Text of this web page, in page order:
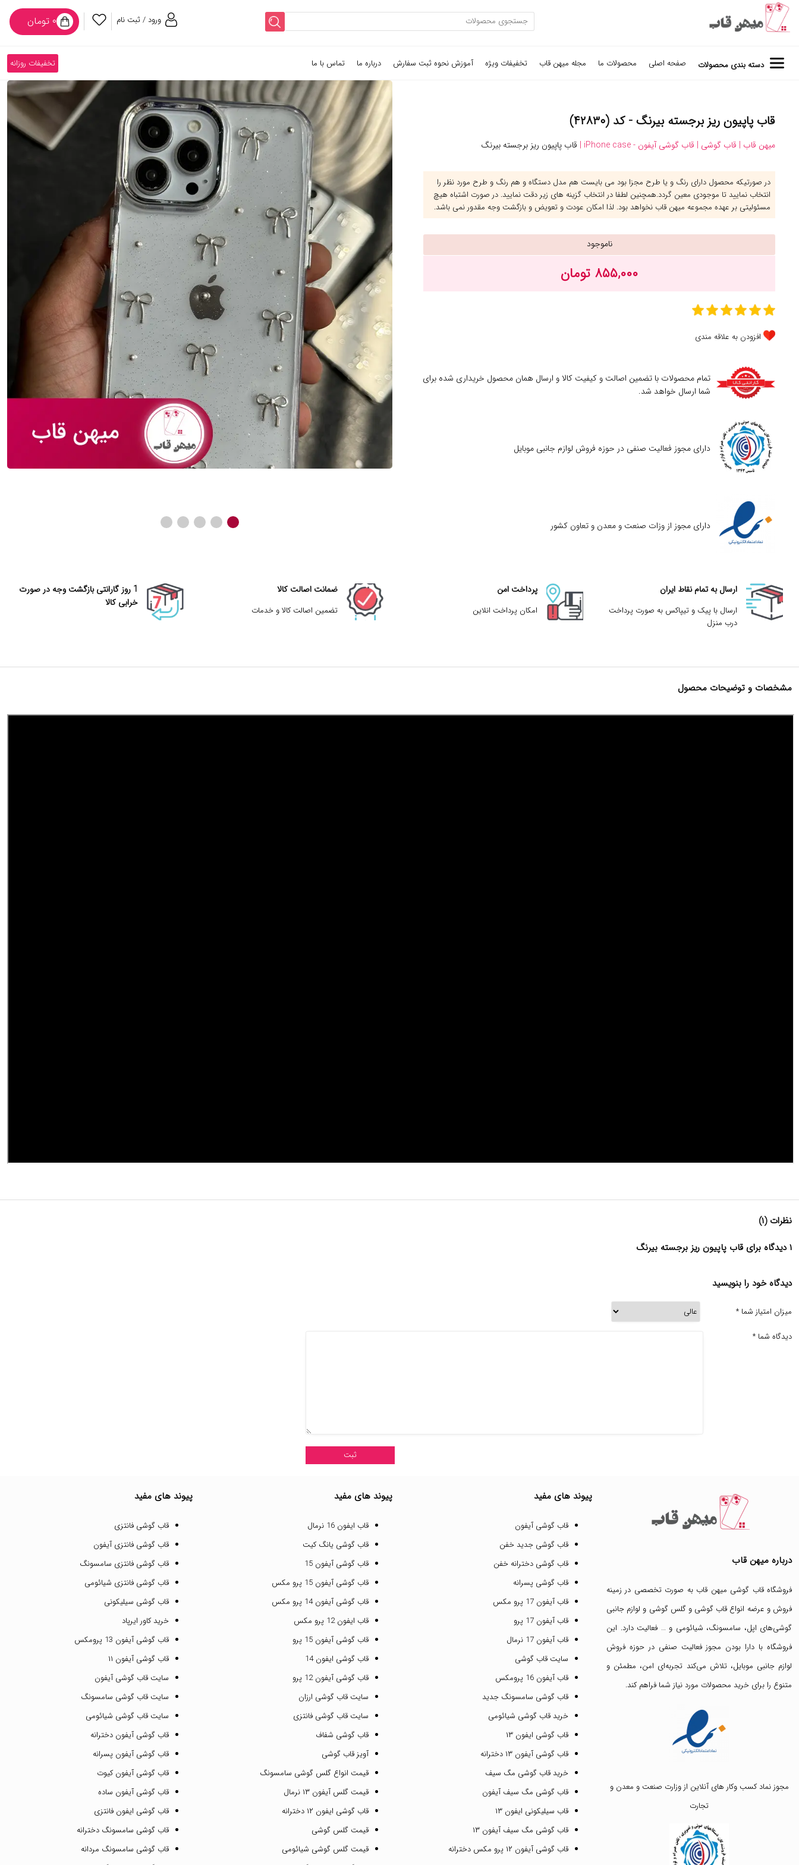
ورود / ثبت نام ۰ تومان
دسته بندی محصولات صفحه اصلی محصولات ما مجله میهن قاب تخفیفات ویژه آموزش نحوه ثبت سفارش درباره ما تماس با ما تخفیفات روزانه
قاب پاپیون ریز برجسته بیرنگ - کد (۴۲۸۳۰)
میهن قاب | قاب گوشی | قاب گوشی آیفون - iPhone case | قاب پاپیون ریز برجسته بیرنگ
در صورتیکه محصول دارای رنگ و یا طرح مجزا بود می بایست هم مدل دستگاه و هم رنگ و طرح مورد نظر را
انتخاب نمایید تا موجودی معین گردد.همچنین لطفا در انتخاب گزینه های زیر دقت نمایید. در صورت اشتباه هیچ
مسئولیتی بر عهده مجموعه میهن قاب نخواهد بود. لذا امکان عودت و تعویض و بازگشت وجه مقدور نمی باشد.
ناموجود
۸۵۵,۰۰۰ تومان
افزودن به علاقه مندی
تمام محصولات با تضمین اصالت و کیفیت کالا و ارسال همان محصول خریداری شده برای
شما ارسال خواهد شد.
دارای مجوز فعالیت صنفی در حوزه فروش لوازم جانبی موبایل
دارای مجوز از وزات صنعت و معدن و تعاون کشور
ارسال به تمام نقاط ایران
ارسال با پیک و تیپاکس به صورت پرداخت
درب منزل
پرداخت امن
امکان پرداخت انلاین
ضمانت اصالت کالا
تضمین اصالت کالا و خدمات
1 روز گارانتی بازگشت وجه در صورت
خرابی کالا
مشخصات و توضیحات محصول
نظرات (۱)
۱ دیدگاه برای قاب پاپیون ریز برجسته بیرنگ
دیدگاه خود را بنویسید
میزان امتیاز شما *
دیدگاه شما *
درباره میهن قاب
فروشگاه قاب گوشی میهن قاب به صورت تخصصی در زمینه
فروش و عرضه انواع قاب گوشی وگلس گوشی و لوازم جانبی
گوشی‌های اپل، سامسونگ، شیائومی و … فعالیت دارد. این
فروشگاه با دارا بودن مجوز فعالیت صنفی در حوزه فروش
لوازم جانبی موبایل، تلاش می‌کند تجربه‌ای امن، مطمئن و
متنوع را برای خرید محصولات مورد نیاز شما فراهم کند.
مجوز نماد کسب وکار های آنلاین از وزارت صنعت و معدن و
تجارت
پیوند های مفید
قاب گوشی آیفون
قاب گوشی جدید خفن
قاب گوشی دخترانه خفن
قاب گوشی پسرانه
قاب آیفون 17 پرو مکس
قاب آیفون 17 پرو
قاب آیفون 17 نرمال
سایت قاب گوشی
قاب آیفون 16 پرومکس
قاب گوشی سامسونگ جدید
خرید قاب گوشی شیائومی
قاب گوشی ایفون ۱۳
قاب گوشی آیفون ۱۳ دخترانه
خرید قاب گوشی مگ سیف
قاب گوشی مگ سیف آیفون
قاب سیلیکونی ایفون ۱۳
قاب گوشی مگ سیف آیفون ۱۳
قاب گوشی آیفون ۱۲ پرو مکس دخترانه
پیوند های مفید
قاب ایفون 16 نرمال
قاب گوشی یانگ کیت
قاب گوشی آیفون 15
قاب گوشی آیفون 15 پرو مکس
قاب گوشی آیفون 14 پرو مکس
قاب ایفون 12 پرو مکس
قاب گوشی آیفون 15 پرو
قاب گوشی ایفون 14
قاب گوشی آیفون 12 پرو
سایت قاب گوشی ارزان
سایت قاب گوشی فانتزی
قاب گوشی شفاف
آویز قاب گوشی
قیمت انواع گلس گوشی سامسونگ
قیمت گلس آیفون ۱۳ نرمال
قاب گوشی ایفون ۱۲ دخترانه
قیمت گلس گوشی
قیمت گلس گوشی شیائومی
پیوند های مفید
قاب گوشی فانتزی
قاب گوشی فانتزی آیفون
قاب گوشی فانتزی سامسونگ
قاب گوشی فانتزی شیائومی
قاب گوشی سیلیکونی
خرید کاور ایرپاد
قاب گوشی آیفون 13 پرومکس
قاب گوشی آیفون ۱۱
سایت قاب گوشی آیفون
سایت قاب گوشی سامسونگ
سایت قاب گوشی شیائومی
قاب گوشی آیفون دخترانه
قاب گوشی آیفون پسرانه
قاب گوشی آیفون کیوت
قاب گوشی آیفون ساده
قاب گوشی ایفون فانتزی
قاب گوشی سامسونگ دخترانه
قاب گوشی سامسونگ مردانه